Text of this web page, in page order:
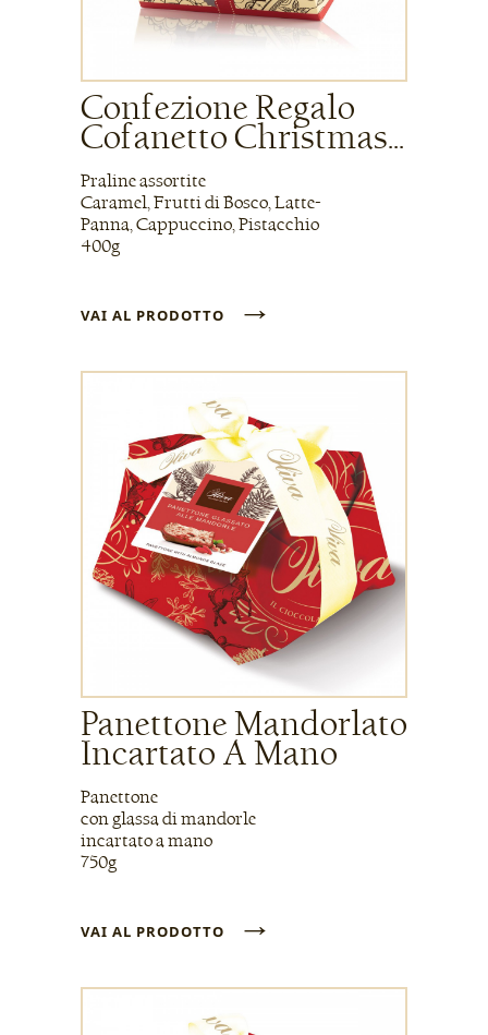
Confezione Regalo
Cofanetto Christmas...
Praline assortite
Caramel, Frutti di Bosco, Latte-
Panna, Cappuccino, Pistacchio
400g
VAI AL PRODOTTO →
Panettone Mandorlato
Incartato A Mano
Panettone
con glassa di mandorle
incartato a mano
750g
VAI AL PRODOTTO →